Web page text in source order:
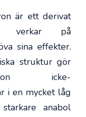
är ett derivat
verkar på
sina effekter.
struktur gör
icke-
i en mycket låg
anabol